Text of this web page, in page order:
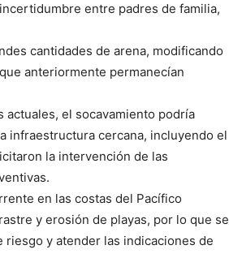
entre padres de familia,
cantidades de arena, modificando
anteriormente permanecían
actuales, el socavamiento podría
infraestructura cercana, incluyendo el
la intervención de las
en las costas del Pacífico
y erosión de playas, por lo que se
riesgo y atender las indicaciones de